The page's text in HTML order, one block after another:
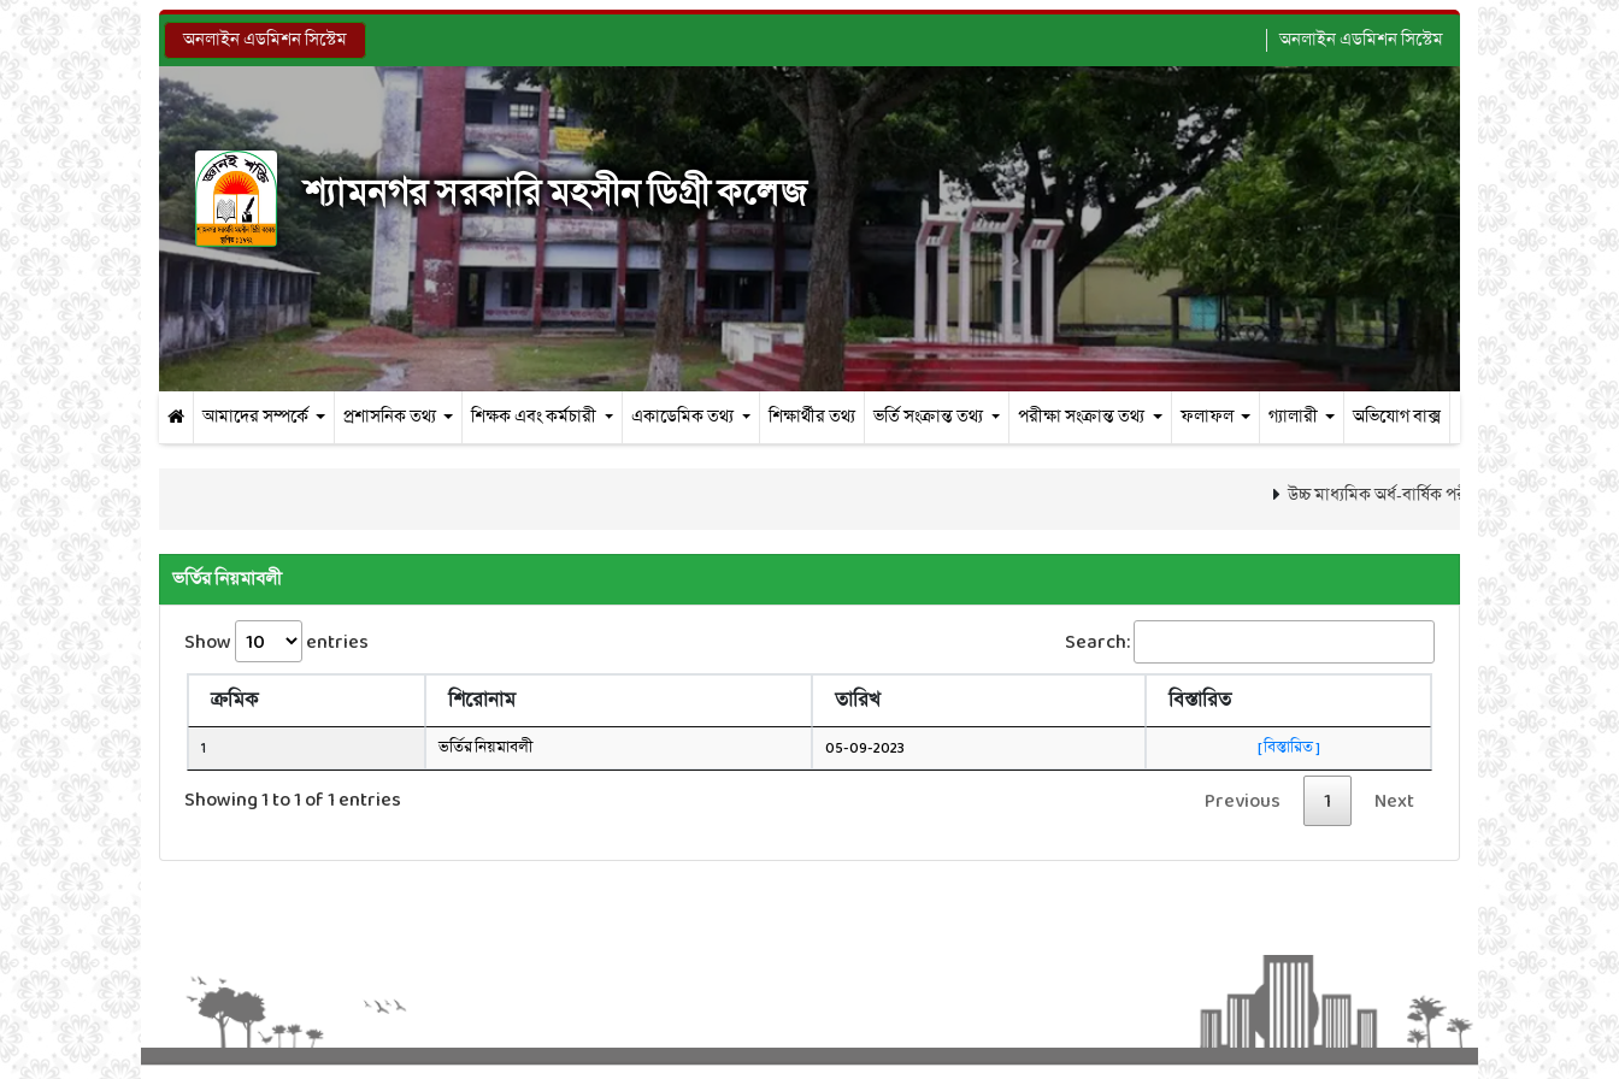
অনলাইন এডমিশন সিস্টেম অনলাইন এডমিশন সিস্টেম
শ্যামনগর সরকারি মহসীন ডিগ্রী কলেজ
আমাদের সম্পর্কে প্রশাসনিক তথ্য শিক্ষক এবং কর্মচারী একাডেমিক তথ্য শিক্ষার্থীর তথ্য ভর্তি সংক্রান্ত তথ্য পরীক্ষা সংক্রান্ত তথ্য ফলাফল গ্যালারী অভিযোগ বাক্স
উচ্চ মাধ্যমিক অর্ধ-বার্ষিক পরীক্ষা-২০২৬ এর ফলাফল
ভর্তির নিয়মাবলী
Show entries Search:
ক্রমিক শিরোনাম তারিখ বিস্তারিত
1 ভর্তির নিয়মাবলী 05-09-2023 [ বিস্তারিত ]
Showing 1 to 1 of 1 entries Previous 1 Next